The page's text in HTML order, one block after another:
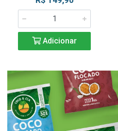
Adicionar